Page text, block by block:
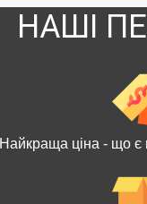
НАШІ
Найкраща ціна - що є